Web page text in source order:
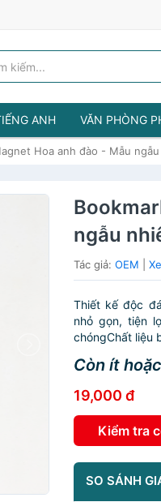
ANH VĂN PHÒNG
Hoa anh đào - Mẫu
ngẫu
Tác giả:OEM |
Thiết kế độc
nhỏ gọn, tiện
chóngChất liệu
Còn ít
19,000 đ
Kiểm tra
SO SÁNH